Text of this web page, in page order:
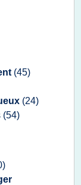
(45)
(24)
(54)